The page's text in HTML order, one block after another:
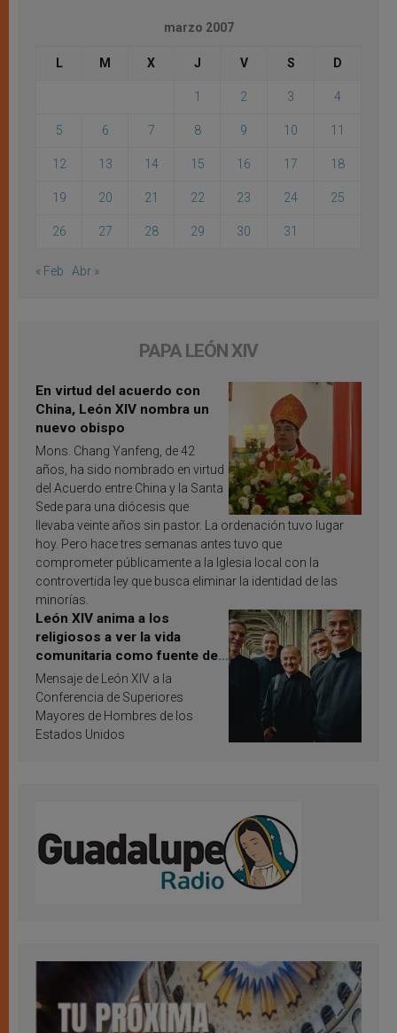
marzo 2007
L M X J V S D
1 2 3 4
5 6 7 8 9 10 11
12 13 14 15 16 17 18
19 20 21 22 23 24 25
26 27 28 29 30 31
« Feb Abr »
PAPA LEÓN XIV
En virtud del acuerdo con
China, León XIV nombra un
nuevo obispo
Mons. Chang Yanfeng, de 42
años, ha sido nombrado en virtud
del Acuerdo entre China y la Santa
Sede para una diócesis que
llevaba veinte años sin pastor. La ordenación tuvo lugar
hoy. Pero hace tres semanas antes tuvo que
comprometer públicamente a la Iglesia local con la
controvertida ley que busca eliminar la identidad de las
minorías.
León XIV anima a los
religiosos a ver la vida
comunitaria como fuente de
inspiración y santificación
Mensaje de León XIV a la
Conferencia de Superiores
Mayores de Hombres de los
Estados Unidos